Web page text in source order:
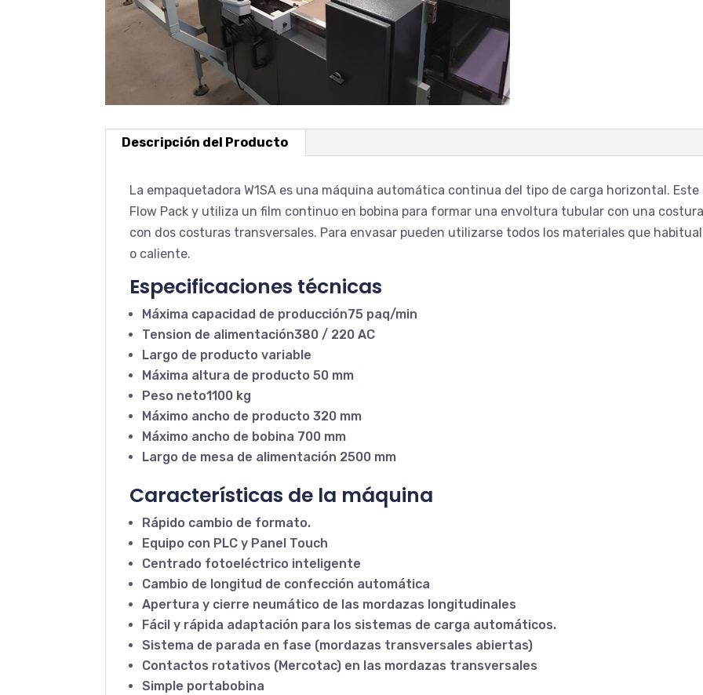
Descripción del Producto
La empaquetadora W1SA es una máquina automática continua del tipo de carga horizontal.
Flow Pack y utiliza un film continuo en bobina para formar una envoltura tubular con una
con dos costuras transversales. Para envasar pueden utilizarse todos los materiales que
o caliente.
Especificaciones técnicas
Máxima capacidad de producción75 paq/min
Tension de alimentación380 / 220 AC
Largo de producto variable
Máxima altura de producto 50 mm
Peso neto1100 kg
Máximo ancho de producto 320 mm
Máximo ancho de bobina 700 mm
Largo de mesa de alimentación 2500 mm
Características de la máquina
Rápido cambio de formato.
Equipo con PLC y Panel Touch
Centrado fotoeléctrico inteligente
Cambio de longitud de confección automática
Apertura y cierre neumático de las mordazas longitudinales
Fácil y rápida adaptación para los sistemas de carga automáticos.
Sistema de parada en fase (mordazas transversales abiertas)
Contactos rotativos (Mercotac) en las mordazas transversales
Simple portabobina